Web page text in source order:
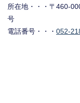
所在地・・・〒460-
号
電話番号・・・ 052-